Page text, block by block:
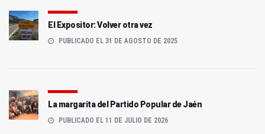
El Expositor: Volver otra vez
PUBLICADO EL 31 DE AGOSTO DE 2025
La margarita del Partido Popular de Jaén
PUBLICADO EL 11 DE JULIO DE 2026